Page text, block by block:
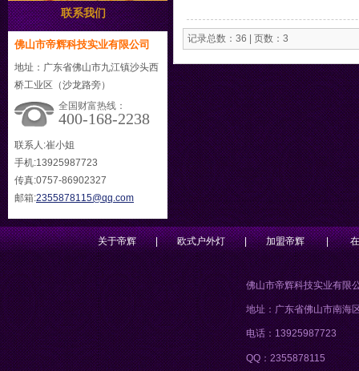
联系我们
佛山市帝辉科技实业有限公司
地址：广东省佛山市九江镇沙头西
桥工业区（沙龙路旁）
全国财富热线：
400-168-2238
联系人:崔小姐
手机:13925987723
传真:0757-86902327
邮箱:2355878115@qq.com
记录总数：36 | 页数：3
关于帝辉 | 欧式户外灯 | 加盟帝辉 |
佛山市帝辉科技实业有限
地址：广东省佛山市南海
电话：13925987723
QQ：2355878115